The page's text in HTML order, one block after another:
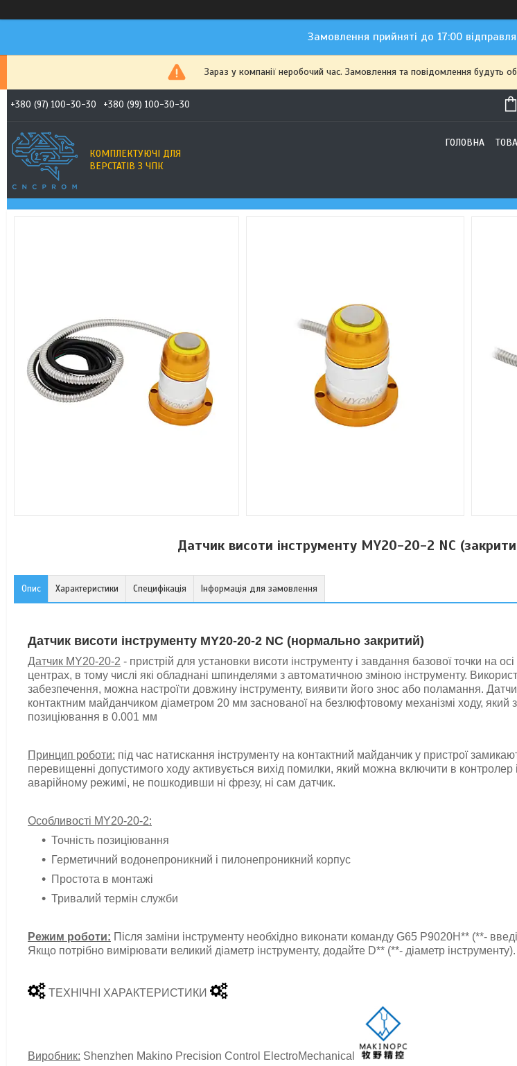
Замовлення прийняті до 17:00
Зараз у компанії неробочий час. Замовлення та повідомлення будуть
+380 (97) 100-30-30 +380 (99) 100-30-30
КОМПЛЕКТУЮЧІ ДЛЯ
ВЕРСТАТІВ З ЧПК
ГОЛОВНА
Датчик висоти інструменту MY20-20-2 NC
Опис Характеристики Специфікація Інформація для замовлення
Датчик висоти інструменту MY20-20-2 NC (нормально закритий)
Датчик MY20-20-2 - пристрій для установки висоти інструменту і завдання базової точки на
центрах, в тому числі які обладнані шпинделями з автоматичною зміною інструменту.
забезпечення, можна настроїти довжину інструменту, виявити його знос або поламання.
контактним майданчиком діаметром 20 мм заснованої на безлюфтовому механізмі ходу, який
позиціювання в 0.001 мм
Принцип роботи: під час натискання інструменту на контактний майданчик у пристрої
перевищенні допустимого ходу активується вихід помилки, який можна включити в контролер
аварійному режимі, не пошкодивши ні фрезу, ні сам датчик.
Особливості MY20-20-2:
Точність позиціювання
Герметичний водонепроникний і пилонепроникний корпус
Простота в монтажі
Тривалий термін служби
Режим роботи: Після заміни інструменту необхідно виконати команду G65 P9020H** (**-
Якщо потрібно вимірювати великий діаметр інструменту, додайте D** (**- діаметр
ТЕХНІЧНІ ХАРАКТЕРИСТИКИ
Виробник: Shenzhen Makino Precision Control ElectroMechanical